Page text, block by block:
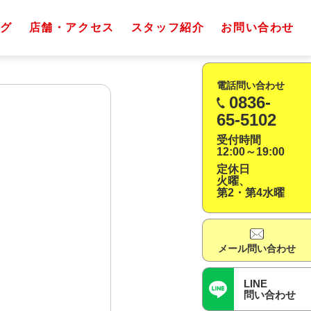
店舗・アクセス スタッフ紹介 お問い合わせ
電話問い合わせ
0836-
65-5102
受付時間
12:00～19:00
定休日
火曜、
第2・第4水曜
メール問い合わせ
LINE
問い合わせ